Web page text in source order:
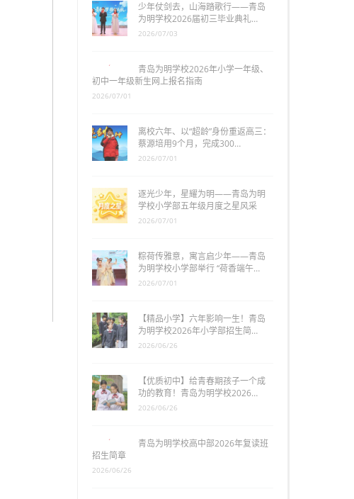
少年仗剑去，山海踏歌行——青岛
为明学校2026届初三毕业典礼…
2026/07/03
青岛为明学校2026年小学一年级、
初中一年级新生网上报名指南
离校六年、以“超龄”身份重返高三：
蔡源培用9个月，完成300…
2026/07/01
逐光少年，星耀为明——青岛为明
学校小学部五年级月度之星风采
2026/07/01
粽荷传雅意，寓言启少年——青岛
为明学校小学部举行 “荷香端午…
2026/07/01
【精品小学】六年影响一生！青岛
为明学校2026年小学部招生简…
2026/06/26
【优质初中】给青春期孩子一个成
功的教育！青岛为明学校2026…
2026/06/26
青岛为明学校高中部2026年复读班